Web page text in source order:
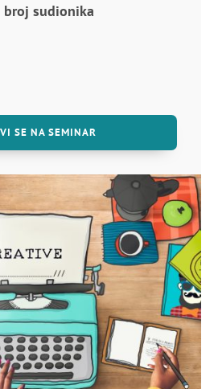
broj sudionika
SE NA SEMINAR